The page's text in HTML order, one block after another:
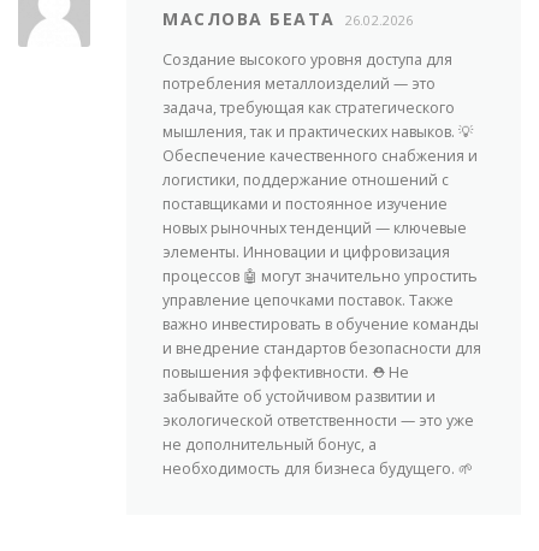
МАСЛОВА БЕАТА 26.02.2026
Создание высокого уровня доступа для
потребления металлоизделий — это
задача, требующая как стратегического
мышления, так и практических навыков. 💡
Обеспечение качественного снабжения и
логистики, поддержание отношений с
поставщиками и постоянное изучение
новых рыночных тенденций — ключевые
элементы. Инновации и цифровизация
процессов 🤖 могут значительно упростить
управление цепочками поставок. Также
важно инвестировать в обучение команды
и внедрение стандартов безопасности для
повышения эффективности. ⛑️ Не
забывайте об устойчивом развитии и
экологической ответственности — это уже
не дополнительный бонус, а
необходимость для бизнеса будущего. 🌱